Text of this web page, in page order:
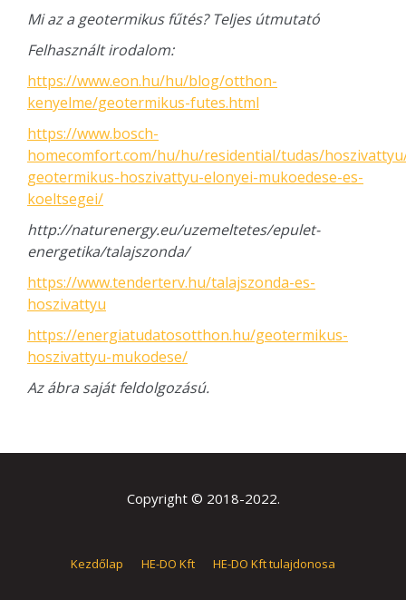
Mi az a geotermikus fűtés? Teljes útmutató
Felhasznált irodalom:
https://www.eon.hu/hu/blog/otthon-
kenyelme/geotermikus-futes.html
https://www.bosch-
homecomfort.com/hu/hu/residential/tudas/
geotermikus-hoszivattyu-elonyei-mukoedese-es-
koeltsegei/
http://naturenergy.eu/uzemeltetes/epulet-
energetika/talajszonda/
https://www.tenderterv.hu/talajszonda-es-
hoszivattyu
https://energiatudatosotthon.hu/geotermikus-
hoszivattyu-mukodese/
Az ábra saját feldolgozású.
Copyright © 2018-2022.
Kezdőlap HE-DO Kft HE-DO Kft tulajdonosa